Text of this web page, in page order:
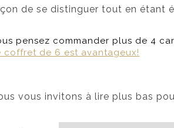
de se distinguer tout en étant
pensez commander plus de 4
coffret de 6 est avantageux!
vous invitons à lire plus bas